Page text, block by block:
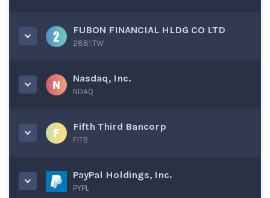
FUBON FINANCIAL HLDG CO LTD
2881.TW
Nasdaq, Inc.
NDAQ
Fifth Third Bancorp
FITB
PayPal Holdings, Inc.
PYPL